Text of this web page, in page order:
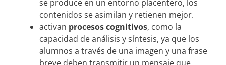
se produce en un entorno placentero, los
contenidos se asimilan y retienen mejor.
activan procesoscognitivos, como la
capacidad de análisis y síntesis, ya que los
alumnos a través de una imagen y una frase